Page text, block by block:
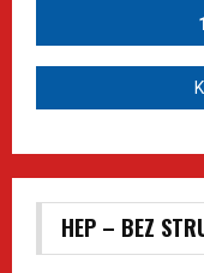
HEP – BEZ